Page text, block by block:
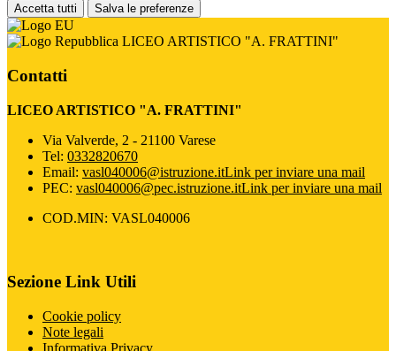
Accetta tutti Salva le preferenze
LICEO ARTISTICO "A. FRATTINI"
Contatti
LICEO ARTISTICO "A. FRATTINI"
Via Valverde, 2 - 21100 Varese
Tel: 0332820670
Email: vasl040006@istruzione.itLink per inviare una mail
PEC: vasl040006@pec.istruzione.itLink per inviare una mail
COD.MIN: VASL040006
Sezione Link Utili
Cookie policy
Note legali
Informativa Privacy